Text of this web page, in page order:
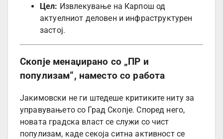
Цел: Извлекување на Карпош од
актуелниот деловен и инфраструктурен
застој.
Скопје менаџирано со „ПР и
популизам“, наместо со работа
Јакимовски не ги штедеше критиките ниту за
управувањето со Град Скопје. Според него,
новата градска власт се служи со чист
популизам, каде секоја ситна активност се